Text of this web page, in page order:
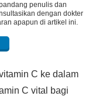
penulis dan
dengan dokter
apapun di artikel ini.
C ke dalam
C vital bagi